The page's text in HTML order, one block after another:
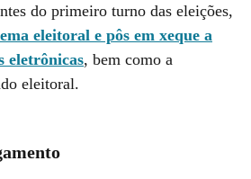
do primeiro turno das eleições,
eleitoral e pôs em xeque a
eletrônicas, bem como a
eleitoral.